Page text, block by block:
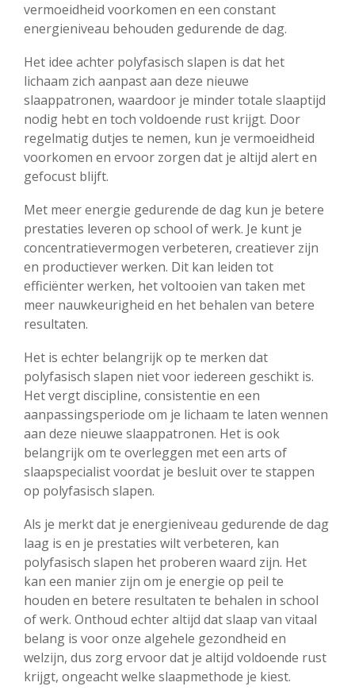
vermoeidheid voorkomen en een constant
energieniveau behouden gedurende de dag.
Het idee achter polyfasisch slapen is dat het
lichaam zich aanpast aan deze nieuwe
slaappatronen, waardoor je minder totale slaaptijd
nodig hebt en toch voldoende rust krijgt. Door
regelmatig dutjes te nemen, kun je vermoeidheid
voorkomen en ervoor zorgen dat je altijd alert en
gefocust blijft.
Met meer energie gedurende de dag kun je betere
prestaties leveren op school of werk. Je kunt je
concentratievermogen verbeteren, creatiever zijn
en productiever werken. Dit kan leiden tot
efficiënter werken, het voltooien van taken met
meer nauwkeurigheid en het behalen van betere
resultaten.
Het is echter belangrijk op te merken dat
polyfasisch slapen niet voor iedereen geschikt is.
Het vergt discipline, consistentie en een
aanpassingsperiode om je lichaam te laten wennen
aan deze nieuwe slaappatronen. Het is ook
belangrijk om te overleggen met een arts of
slaapspecialist voordat je besluit over te stappen
op polyfasisch slapen.
Als je merkt dat je energieniveau gedurende de dag
laag is en je prestaties wilt verbeteren, kan
polyfasisch slapen het proberen waard zijn. Het
kan een manier zijn om je energie op peil te
houden en betere resultaten te behalen in school
of werk. Onthoud echter altijd dat slaap van vitaal
belang is voor onze algehele gezondheid en
welzijn, dus zorg ervoor dat je altijd voldoende rust
krijgt, ongeacht welke slaapmethode je kiest.